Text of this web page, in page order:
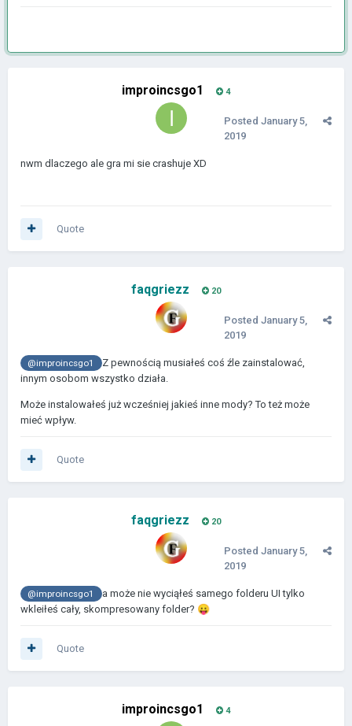
improincsgo1 4
Posted January 5,
2019
nwm dlaczego ale gra mi sie crashuje XD
Quote
faqgriezz 20
Posted January 5,
2019
@improincsgo1
Z pewnością musiałeś coś źle zainstalować,
innym osobom wszystko działa.
Może instalowałeś już wcześniej jakieś inne mody? To też może
mieć wpływ.
Quote
faqgriezz 20
Posted January 5,
2019
@improincsgo1
a może nie wyciąłeś samego folderu UI tylko
wkleiłeś cały, skompresowany folder? 😛
Quote
improincsgo1 4